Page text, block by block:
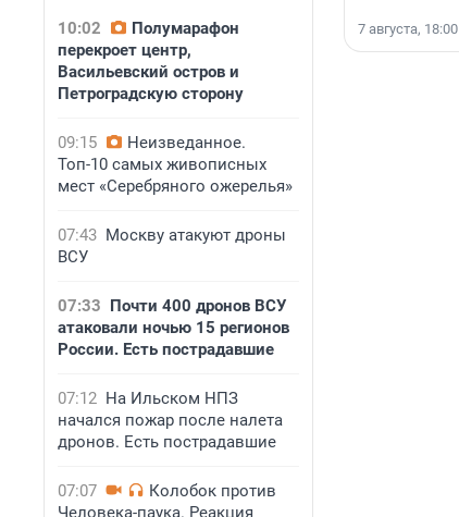
10:02
Полумарафон
перекроет центр,
Васильевский остров и
Петроградскую сторону
09:15
Неизведанное.
Топ-10 самых живописных
мест «Серебряного ожерелья»
07:43 Москву атакуют дроны
ВСУ
07:33 Почти 400 дронов ВСУ
атаковали ночью 15 регионов
России. Есть пострадавшие
07:12 На Ильском НПЗ
начался пожар после налета
дронов. Есть пострадавшие
07:07
Колобок против
Человека-паука. Реакция
7 августа, 18:00